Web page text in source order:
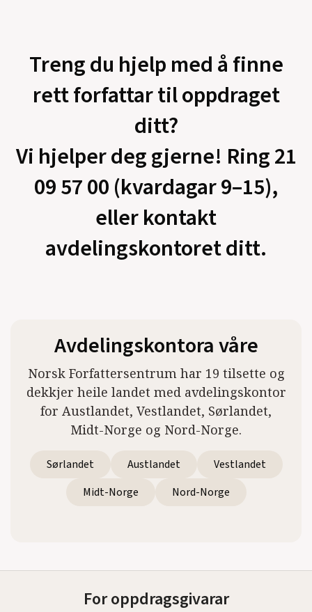
Treng du hjelp med å finne
rett forfattar til oppdraget
ditt?
Vi hjelper deg gjerne! Ring 21
09 57 00 (kvardagar 9–15),
eller kontakt
avdelingskontoret ditt.
Avdelingskontora våre
Norsk Forfattersentrum har 19 tilsette og
dekkjer heile landet med avdelingskontor
for Austlandet, Vestlandet, Sørlandet,
Midt-Norge og Nord-Norge.
Sørlandet Austlandet
Vestlandet
Midt-Norge
Nord-Norge
For oppdragsgivarar